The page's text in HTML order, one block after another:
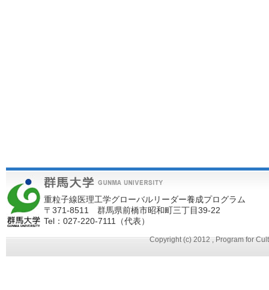
重粒子線医理工学グローバルリーダー養成プログラム
〒371-8511 群馬県前橋市昭和町三丁目39-22
Tel：027-220-7111（代表）
Copyright (c) 2012 , Program for